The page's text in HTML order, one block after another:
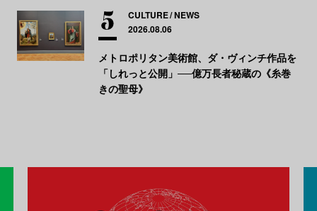
CULTURE NEWS
2026.08.06
メトロポリタン美術館、ダ・ヴィンチ作品を
「しれっと公開」──億万長者秘蔵の《糸巻
きの聖母》